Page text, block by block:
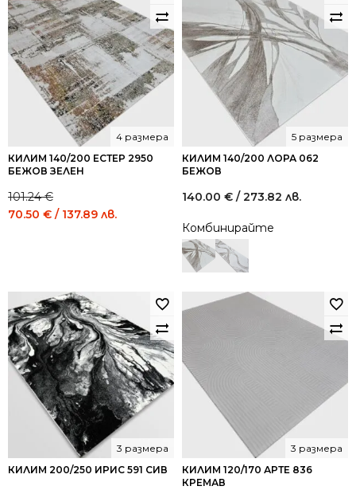
КИЛИМ 140/200 ЕСТЕР 2950
БЕЖОВ ЗЕЛЕН
4 размера
101.24€
Original
198.01
лв..
70.50 € / 137.89 лв.
137.89
лв..
КИЛИМ 140/200 ЛОРА 062
БЕЖОВ
5 размера
140.00 € / 273.82 лв.
Комбинирайте
КИЛИМ 200/250 ИРИС 591 СИВ
3 размера
КИЛИМ 120/170 АРТЕ 836
КРЕМАВ
3 размера